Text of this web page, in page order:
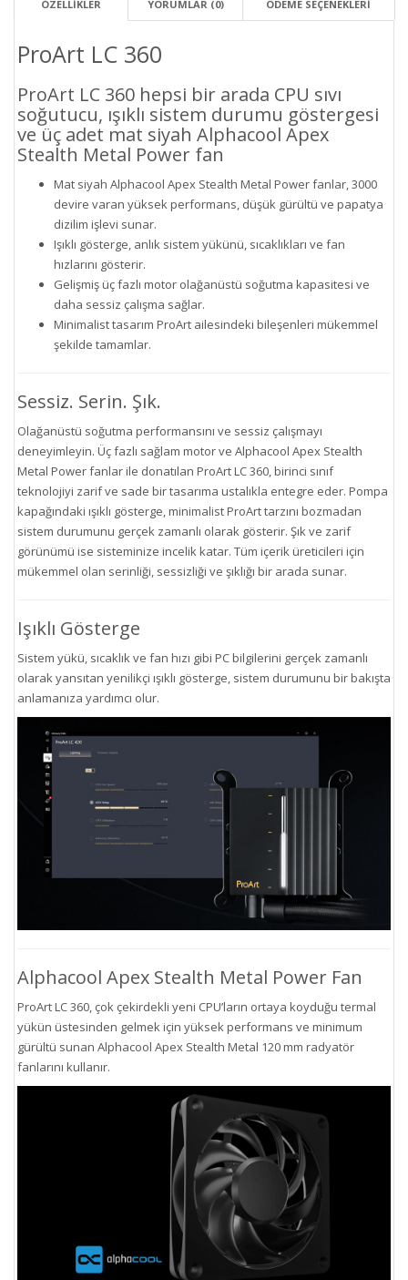
ÖZELLİKLER YORUMLAR (0) ÖDEME SEÇENEKLERI
ProArt LC 360
ProArt LC 360 hepsi bir arada CPU sıvı
soğutucu, ışıklı sistem durumu göstergesi
ve üç adet mat siyah Alphacool Apex
Stealth Metal Power fan
Mat siyah Alphacool Apex Stealth Metal Power fanlar, 3000
devire varan yüksek performans, düşük gürültü ve papatya
dizilim işlevi sunar.
Işıklı gösterge, anlık sistem yükünü, sıcaklıkları ve fan
hızlarını gösterir.
Gelişmiş üç fazlı motor olağanüstü soğutma kapasitesi ve
daha sessiz çalışma sağlar.
Minimalist tasarım ProArt ailesindeki bileşenleri mükemmel
şekilde tamamlar.
Sessiz. Serin. Şık.
Olağanüstü soğutma performansını ve sessiz çalışmayı
deneyimleyin. Üç fazlı sağlam motor ve Alphacool Apex Stealth
Metal Power fanlar ile donatılan ProArt LC 360, birinci sınıf
teknolojiyi zarif ve sade bir tasarıma ustalıkla entegre eder. Pompa
kapağındaki ışıklı gösterge, minimalist ProArt tarzını bozmadan
sistem durumunu gerçek zamanlı olarak gösterir. Şık ve zarif
görünümü ise sisteminize incelik katar. Tüm içerik üreticileri için
mükemmel olan serinliği, sessizliği ve şıklığı bir arada sunar.
Işıklı Gösterge
Sistem yükü, sıcaklık ve fan hızı gibi PC bilgilerini gerçek zamanlı
olarak yansıtan yenilikçi ışıklı gösterge, sistem durumunu bir bakışta
anlamanıza yardımcı olur.
Alphacool Apex Stealth Metal Power Fan
ProArt LC 360, çok çekirdekli yeni CPU’ların ortaya koyduğu termal
yükün üstesinden gelmek için yüksek performans ve minimum
gürültü sunan Alphacool Apex Stealth Metal 120 mm radyatör
fanlarını kullanır.